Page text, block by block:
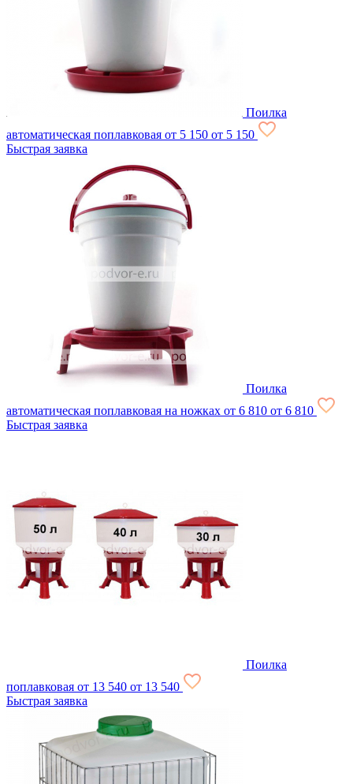
Поилка
автоматическая поплавковая от 5 150 от 5 150
Быстрая заявка
Поилка
автоматическая поплавковая на ножках от 6 810 от 6 810
Быстрая заявка
Поилка
поплавковая от 13 540 от 13 540
Быстрая заявка